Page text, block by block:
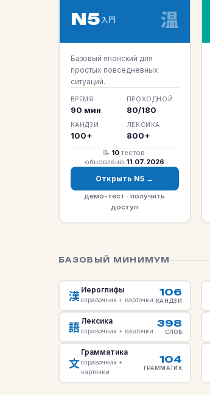
N5 入門 温
Базовый японский для
простых повседневных
ситуаций.
ВРЕМЯ
90 мин
ПРОХОДНОЙ
80/180
КАНДЗИ
100+
ЛЕКСИКА
800+
📝 10тестов·
обновлено 11.07.2026
Открыть N5 →
демо-тест ·получить
доступ
БАЗОВЫЙ МИНИМУМ
漢 Иероглифы
справочник + карточки
106
КАНДЗИ
語 Лексика
справочник + карточки
398
СЛОВ
文
Грамматика
справочник +
карточки
104
ГРАММАТИК